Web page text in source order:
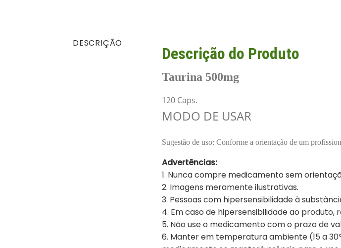
DESCRIÇÃO
Descrição do Produto
Taurina 500mg
120 Caps.
MODO DE USAR
Sugestão de uso: Conforme a orientação de um
Advertências:
1. Nunca compre medicamento sem
2. Imagens meramente ilustrativas.
3. Pessoas com hipersensibilidade à
4. Em caso de hipersensibilidade ao
5. Não use o medicamento com o prazo de
6. Manter em temperatura ambiente (15 a